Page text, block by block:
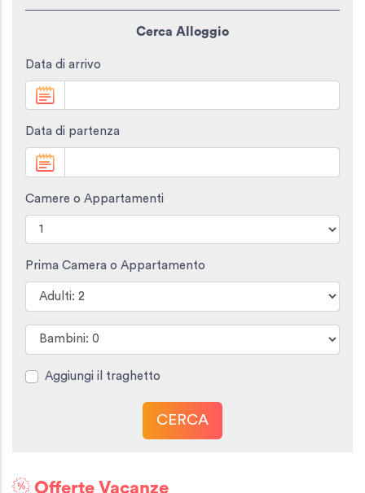
Cerca Alloggio
Data di arrivo
Data di partenza
Camere o Appartamenti
Prima Camera o Appartamento
Aggiungi il traghetto
CERCA
Offerte Vacanze